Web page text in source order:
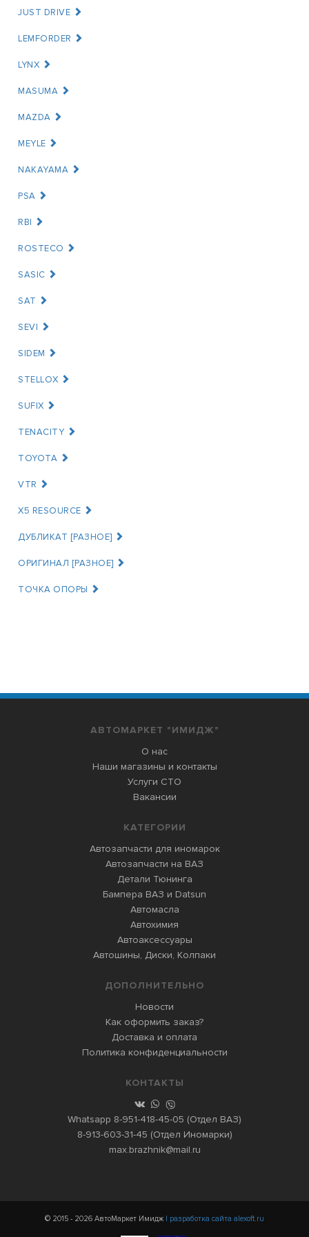
JUST DRIVE
LEMFORDER
LYNX
MASUMA
MAZDA
MEYLE
NAKAYAMA
PSA
RBI
ROSTECO
SASIC
SAT
SEVI
SIDEM
STELLOX
SUFIX
TENACITY
TOYOTA
VTR
X5 RESOURCE
ДУБЛИКАТ [РАЗНОЕ]
ОРИГИНАЛ [РАЗНОЕ]
ТОЧКА ОПОРЫ
АВТОМАРКЕТ "ИМИДЖ"
О нас
Наши магазины и контакты
Услуги СТО
Вакансии
КАТЕГОРИИ
Автозапчасти для иномарок
Автозапчасти на ВАЗ
Детали Тюнинга
Бампера ВАЗ и Datsun
Автомасла
Автохимия
Автоаксессуары
Автошины, Диски, Колпаки
ДОПОЛНИТЕЛЬНО
Новости
Как оформить заказ?
Доставка и оплата
Политика конфиденциальности
КОНТАКТЫ
Whatsapp 8-951-418-45-05 (Отдел ВАЗ)
8-913-603-31-45 (Отдел Иномарки)
max.brazhnik@mail.ru
© 2015 - 2026 АвтоМаркет Имидж | разработка сайта alexoft.ru